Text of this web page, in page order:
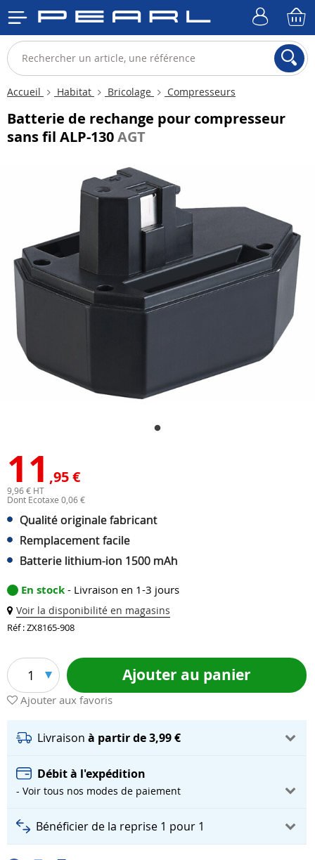
Accueil Habitat Bricolage Compresseurs
Batterie de rechange pour compresseur
sans fil ALP-130AGT
11 ,95 €
9,96 € HT
Dont Ecotaxe 0,06 €
Qualité originale fabricant
Remplacement facile
Batterie lithium-ion 1500 mAh
En stock - Livraison en 1-3 jours
Voir la disponibilité en magasins
Réf : ZX8165-908
1 Ajouter au panier
Ajouter aux favoris
Livraison à partir de 3,99 €
Débit à l'expédition
- Voir tous nos modes de paiement
Bénéficier de la reprise 1 pour 1